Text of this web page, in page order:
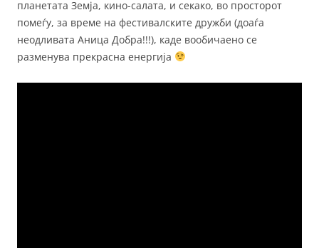
планетата Земја, кино-салата, и секако, во просторот
помеѓу, за време на фестивалските дружби (доаѓа
неодливата Аница Добра!!!), каде вообичаено се
разменува прекрасна енергија